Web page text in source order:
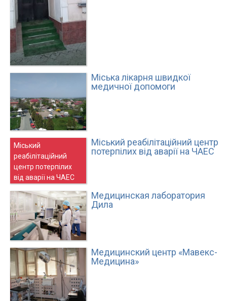
Міська лікарня швидкої
медичної допомоги
Міський
реабілітаційний
центр потерпілих
від аварії на ЧАЕС
Міський реабілітаційний центр
потерпілих від аварії на ЧАЕС
Медицинская лаборатория
Дила
Медицинский центр «Мавекс-
Медицина»